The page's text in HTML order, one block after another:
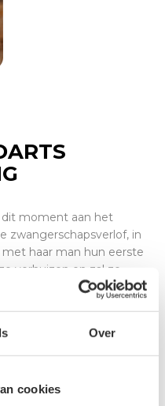
Over
cookies
dit moment aan het
zwangerschapsverlof, in
haar man hun eerste
verhuizen en zal ze
bij ons terug keren als
missen en wensen
u dit mailen naar
zorgen dan dat de